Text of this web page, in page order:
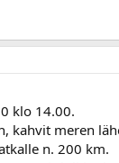
klo 14.00.
kahvit meren
n. 200 km.